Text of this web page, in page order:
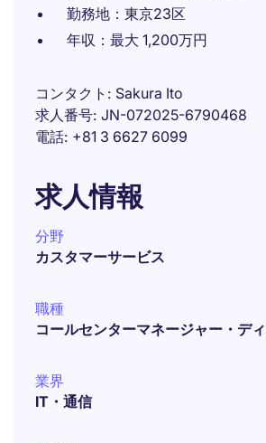
勤務地：東京23区
年収：最大 1,200万円
コンタクト
Sakura Ito
求人番号 JN-072025-6790468
電話 +81 3 6627 6099
求人情報
分野
カスタマーサービス
職種
コールセンターマネージャー・デ
業界
IT・通信